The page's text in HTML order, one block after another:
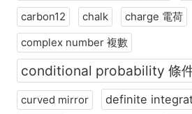
carbon12
chalk
charge 電荷
complex number 複數
conditional probability 條
curved mirror definite